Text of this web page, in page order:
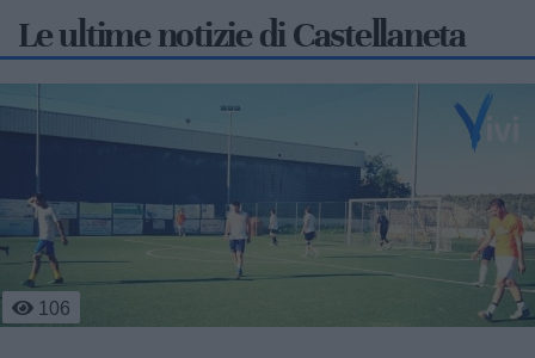
Le ultime notizie di Castellaneta
500